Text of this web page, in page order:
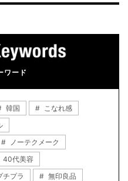
ワード
韓国
こなれ感
ノーテクメーク
40代美容
チプラ
無印良品